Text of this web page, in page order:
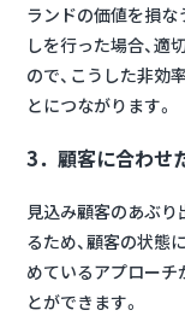
ランドの価値を損な
しを行った場合、適
ので、こうした非効
とにつながります。
3．顧客に合わせ
見込み顧客のあぶり
るため、顧客の状態
めているアプローチ
とができます。